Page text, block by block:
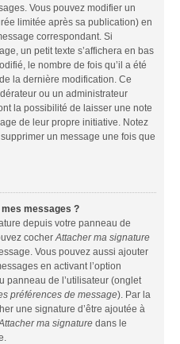
Vous pouvez modifier un
limitée après sa publication) en
correspondant. Si
un petit texte s’affichera en bas
le nombre de fois qu’il a été
la dernière modification. Ce
ou un administrateur
la possibilité de laisser une note
de leur propre initiative. Notez
un message une fois que
messages ?
depuis votre panneau de
cocherAttacher ma signature
Vous pouvez aussi ajouter
en activant l’option
panneau de l’utilisateur (onglet
préférences de message). Par la
une signature d’être ajoutée à
ma signature dans le